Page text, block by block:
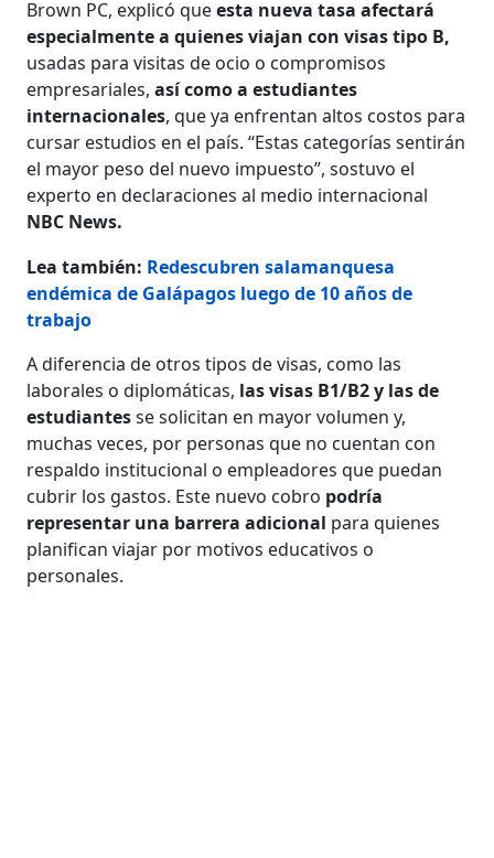
Brown PC, explicó queesta nueva tasa afectará
especialmente a quienes viajan con visas tipo B,
usadas para visitas de ocio o compromisos
empresariales,así como a estudiantes
internacionales, que ya enfrentan altos costos para
cursar estudios en el país. “Estas categorías sentirán
el mayor peso del nuevo impuesto”, sostuvo el
experto en declaraciones al medio internacional
NBC News.
Lea también: Redescubren salamanquesa
endémica de Galápagos luego de 10 años de
trabajo
A diferencia de otros tipos de visas, como las
laborales o diplomáticas, las visas B1/B2 y las de
estudiantesse solicitan en mayor volumen y,
muchas veces, por personas que no cuentan con
respaldo institucional o empleadores que puedan
cubrir los gastos. Este nuevo cobro podría
representar una barrera adicional para quienes
planifican viajar por motivos educativos o
personales.